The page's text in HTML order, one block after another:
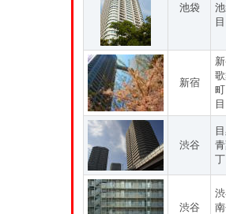
池袋
目
新宿
目
渋谷
渋谷